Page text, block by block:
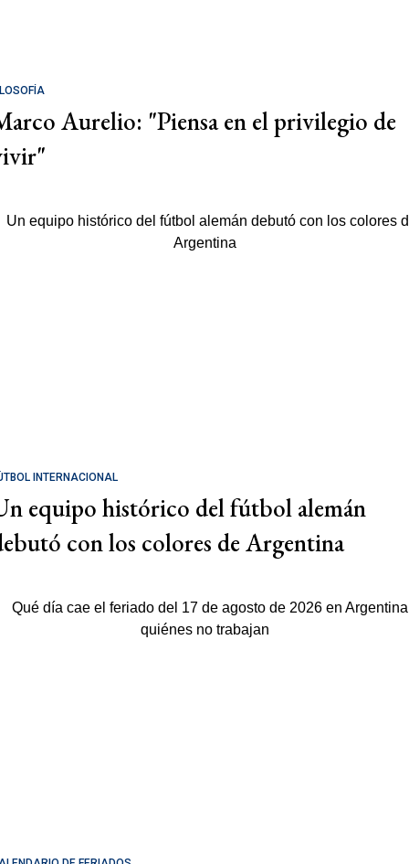
Aurelio: "Piensa en el privilegio de
INTERNACIONAL
equipo histórico del fútbol alemán
con los colores de Argentina